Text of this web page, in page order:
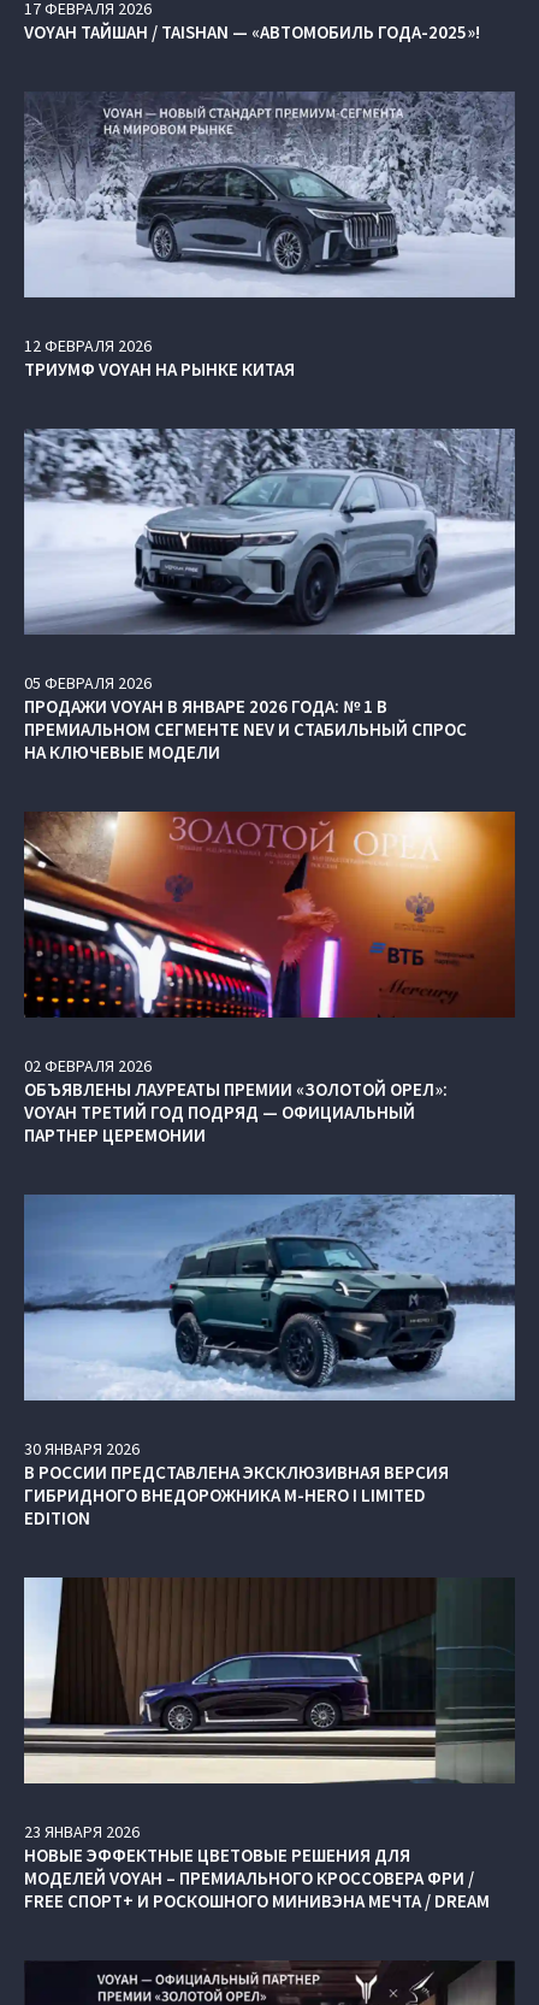
17ФЕВРАЛЯ 2026
VOYAH ТАЙШАН / TAISHAN — «АВТОМОБИЛЬ ГОДА-2025»!
12ФЕВРАЛЯ 2026
ТРИУМФ VOYAH НА РЫНКЕ КИТАЯ
05 ФЕВРАЛЯ 2026
ПРОДАЖИ VOYAH В ЯНВАРЕ 2026 ГОДА: № 1 В
ПРЕМИАЛЬНОМ СЕГМЕНТЕ NEV И СТАБИЛЬНЫЙ СПРОС
НА КЛЮЧЕВЫЕ МОДЕЛИ
02ФЕВРАЛЯ 2026
ОБЪЯВЛЕНЫ ЛАУРЕАТЫ ПРЕМИИ «ЗОЛОТОЙ ОРЕЛ»:
VOYAH ТРЕТИЙ ГОД ПОДРЯД — ОФИЦИАЛЬНЫЙ
ПАРТНЕР ЦЕРЕМОНИИ
30ЯНВАРЯ 2026
В РОССИИ ПРЕДСТАВЛЕНА ЭКСКЛЮЗИВНАЯ ВЕРСИЯ
ГИБРИДНОГО ВНЕДОРОЖНИКА M‑HERO I LIMITED
EDITION
23 ЯНВАРЯ 2026
НОВЫЕ ЭФФЕКТНЫЕ ЦВЕТОВЫЕ РЕШЕНИЯ ДЛЯ
МОДЕЛЕЙ VOYAH – ПРЕМИАЛЬНОГО КРОССОВЕРА ФРИ /
FREE СПОРТ+ И РОСКОШНОГО МИНИВЭНА МЕЧТА / DREAM